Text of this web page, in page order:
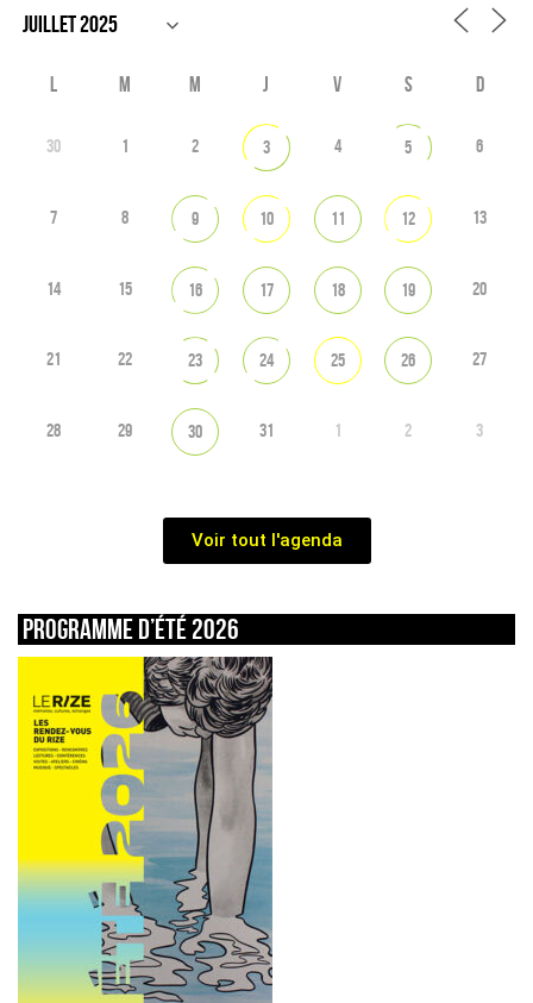
L M M J V S D
30 1 2 3 4 5 6
7 8 9 10 11 12 13
14 15 16 17 18 19 20
21 22 23 24 25 26 27
28 29 30 31 1 2 3
Voir tout l'agenda
Programme d’été 2026